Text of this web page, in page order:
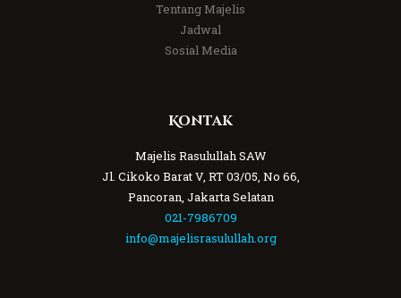
Tentang Majelis
Jadwal
Sosial Media
Kontak
Majelis Rasulullah SAW
Jl. Cikoko Barat V, RT 03/05, No 66,
Pancoran, Jakarta Selatan
021-7986709
info@majelisrasulullah.org